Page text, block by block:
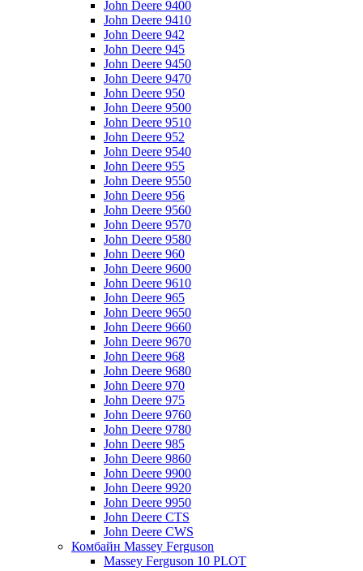
John Deere 9400
John Deere 9410
John Deere 942
John Deere 945
John Deere 9450
John Deere 9470
John Deere 950
John Deere 9500
John Deere 9510
John Deere 952
John Deere 9540
John Deere 955
John Deere 9550
John Deere 956
John Deere 9560
John Deere 9570
John Deere 9580
John Deere 960
John Deere 9600
John Deere 9610
John Deere 965
John Deere 9650
John Deere 9660
John Deere 9670
John Deere 968
John Deere 9680
John Deere 970
John Deere 975
John Deere 9760
John Deere 9780
John Deere 985
John Deere 9860
John Deere 9900
John Deere 9920
John Deere 9950
John Deere CTS
John Deere CWS
Комбайн Massey Ferguson
Massey Ferguson 10 PLOT